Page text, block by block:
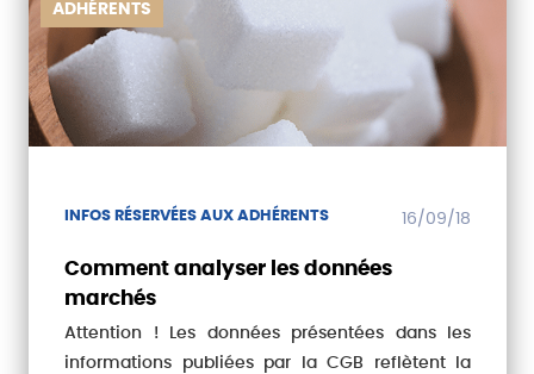
ADHÉRENTS
INFOS RÉSERVÉES AUX ADHÉRENTS 16/09/18
Comment analyser les données
marchés
Attention ! Les données présentées dans les
informations publiées par la CGB reflètent la